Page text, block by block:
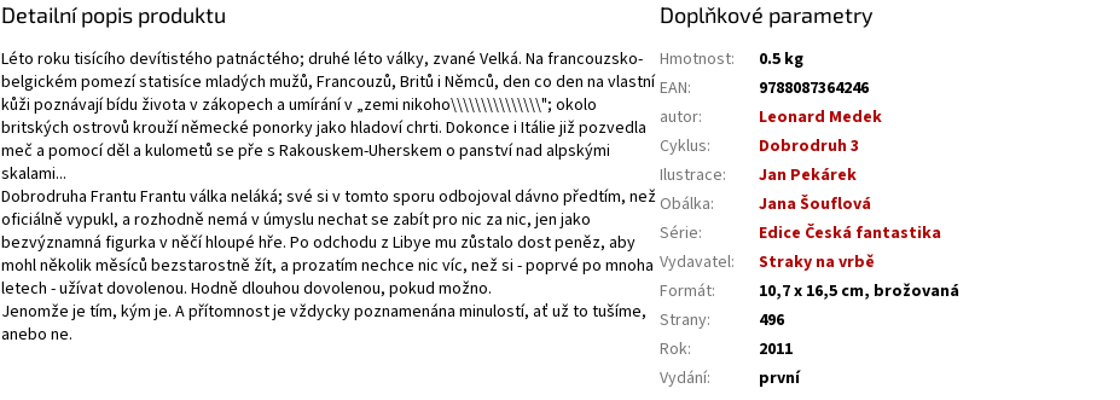
Detailní popis produktu
Léto roku tisícího devítistého patnáctého; druhé léto války, zvané Velká. Na francouzsko-
belgickém pomezí statisíce mladých mužů, Francouzů, Britů i Němců, den co den na vlastní
kůži poznávají bídu života v zákopech a umírání v „zemi nikoho\\\\\\\\\\\\\\\"; okolo
britských ostrovů krouží německé ponorky jako hladoví chrti. Dokonce i Itálie již pozvedla
meč a pomocí děl a kulometů se pře s Rakouskem-Uherskem o panství nad alpskými
skalami...
Dobrodruha Frantu Frantu válka neláká; své si v tomto sporu odbojoval dávno předtím, než
oficiálně vypukl, a rozhodně nemá v úmyslu nechat se zabít pro nic za nic, jen jako
bezvýznamná figurka v něčí hloupé hře. Po odchodu z Libye mu zůstalo dost peněz, aby
mohl několik měsíců bezstarostně žít, a prozatím nechce nic víc, než si - poprvé po mnoha
letech - užívat dovolenou. Hodně dlouhou dovolenou, pokud možno.
Jenomže je tím, kým je. A přítomnost je vždycky poznamenána minulostí, ať už to tušíme,
anebo ne.
Doplňkové parametry
Hmotnost:
0.5 kg
EAN:
9788087364246
autor:
Leonard Medek
Cyklus:
Dobrodruh 3
Ilustrace:
Jan Pekárek
Obálka:
Jana Šouflová
Série:
Edice Česká fantastika
Vydavatel:
Straky na vrbě
Formát:
10,7 x 16,5 cm, brožovaná
Strany:
496
Rok:
2011
Vydání:
první